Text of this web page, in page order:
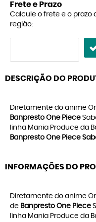
Frete e Prazo
Calcule o frete e o prazo
região:
DESCRIÇÃO DO
Diretamente do anime
Banpresto One Piece
linha Mania Produce da
Banpresto One Piece
INFORMAÇÕES DO
Diretamente do anime
de Banpresto One Piece
linha Mania Produce da